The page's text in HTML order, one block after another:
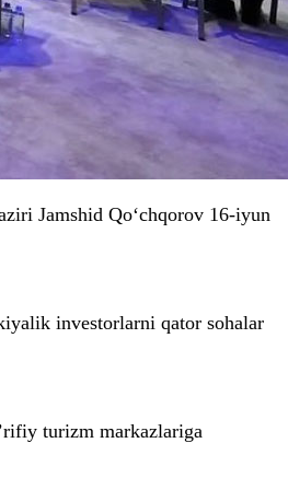
Jamshid Qo‘chqorov 16-iyun
investorlarni qator sohalar
turizm markazlariga